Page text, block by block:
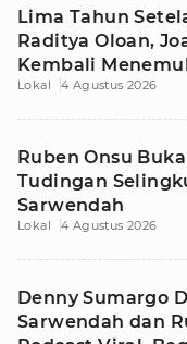
Lima Tahun
Raditya Oloan,
Kembali
Lokal 4 Agustus 2026
Ruben Onsu
Tudingan
Sarwendah
Lokal 4 Agustus 2026
Denny Sumargo
Sarwendah dan